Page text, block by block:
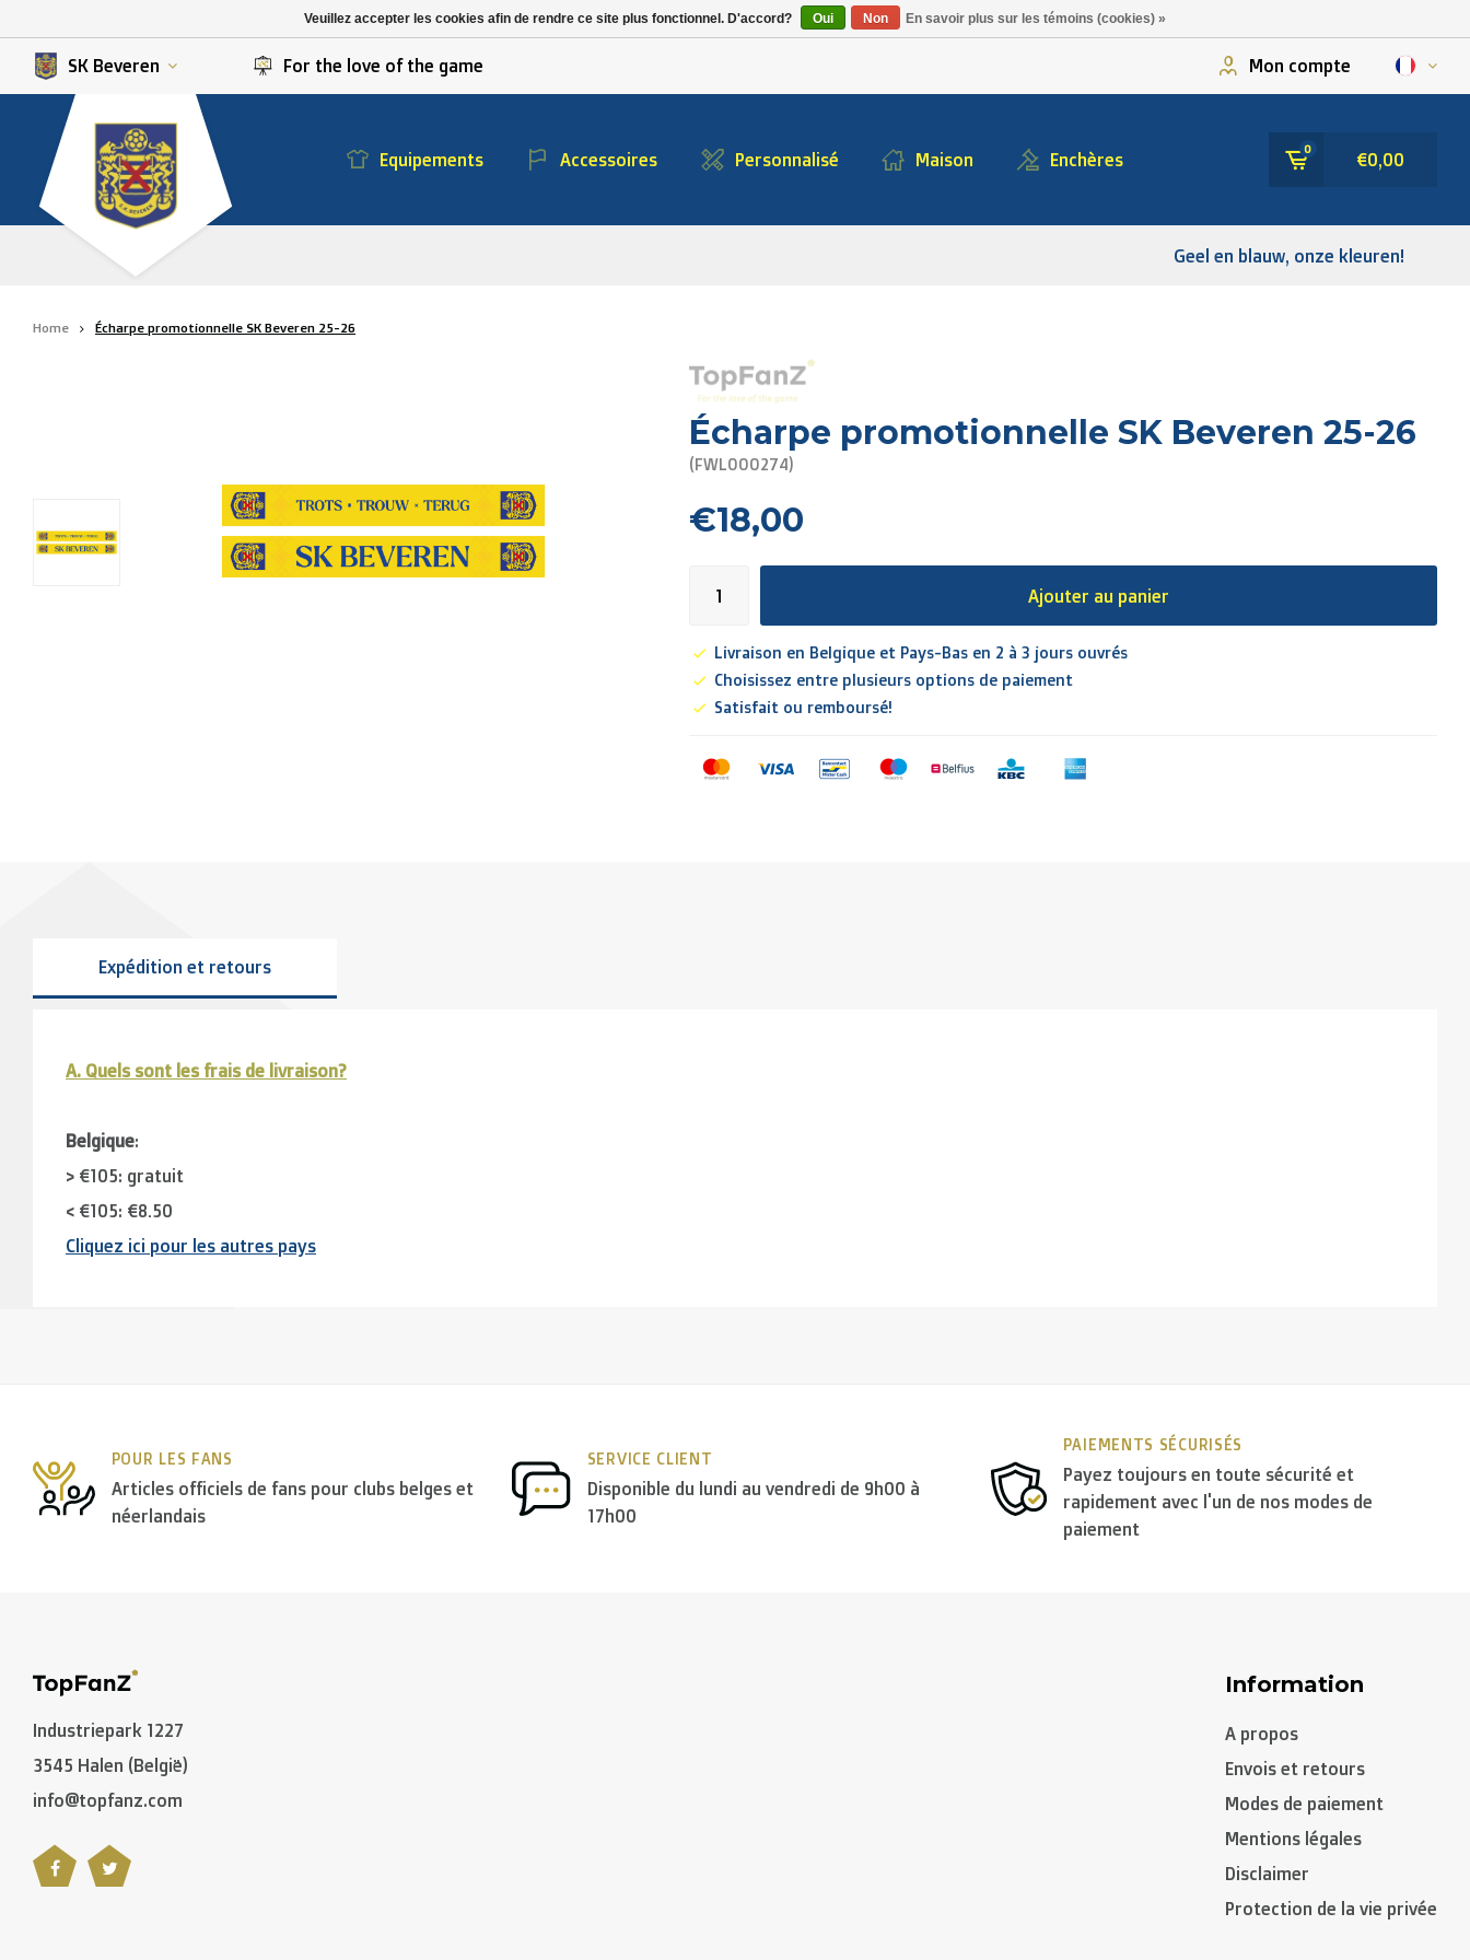
SK Beveren
/Fenix Premier Tech
For the love of the game
Mon compte
Equipements Accessoires Personnalisé Maison Enchères
0
€0,00
Geel en blauw, onze kleuren!
Home Écharpe promotionnelle SK Beveren 25-26
Écharpe promotionnelle SK Beveren 25-26
(FWL000274)
€18,00
Ajouter au panier
Livraison en Belgique et Pays-Bas en 2 à 3 jours ouvrés
Choisissez entre plusieurs options de paiement
Satisfait ou remboursé!
Expédition et retours
A. Quels sont les frais de livraison?
Belgique:
> €105: gratuit
< €105: €8,50
> €150: gratuit
< €150: €8,50
Reste du monde + Canada
*Contactez-nous pour des grandes commandes pour recevoir les meilleurs frais de transport.
Cliquez ici pour les autres pays
POUR LES FANS
Articles officiels de fans pour clubs belges et
néerlandais
SERVICE CLIENT
Disponible du lundi au vendredi de 9h00 à
17h00
PAIEMENTS SÉCURISÉS
Payez toujours en toute sécurité et
rapidement avec l'un de nos modes de
paiement
Industriepark 1227
3545 Halen (België)
info@topfanz.com
Information
A propos
Envois et retours
Modes de paiement
Mentions légales
Disclaimer
Protection de la vie privée
Veuillez accepter les cookies afin de rendre ce site plus fonctionnel. D'accord? Oui Non En savoir plus sur les témoins (cookies) »